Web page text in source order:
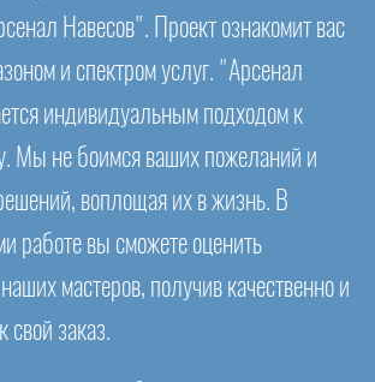
Навесов". Проект ознакомит вас
и спектром услуг. "Арсенал
индивидуальным подходом к
Мы не боимся ваших пожеланий и
воплощая их в жизнь. В
работе вы сможете оценить
наших мастеров, получив качественно и
свой заказ.